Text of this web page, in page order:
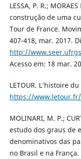
LESSA, P. R.;
construção de uma
Tour de France.
407-418, mar. 2017.
http://
Acesso em: 18 mar.
LETOUR. L’histoire
https://
MOLINARI, M. P.;
estudo dos graus de
denominativos das
no Brasil e na